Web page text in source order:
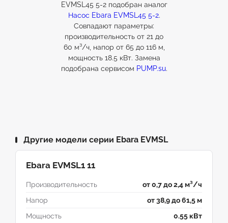
EVMSL45 5-2 подобран аналог
Насос Ebara EVMSL45 5-2.
Совпадают параметры:
производительность от 21 до
60 м³/ч, напор от 65 до 116 м,
мощность 18.5 кВт. Замена
подобрана сервисом PUMP.su.
Другие модели серии Ebara EVMSL
Ebara EVMSL1 11
Производительность
от 0,7 до 2,4 м³/ч
Напор
от 38,9 до 61,5 м
Мощность
0.55 кВт